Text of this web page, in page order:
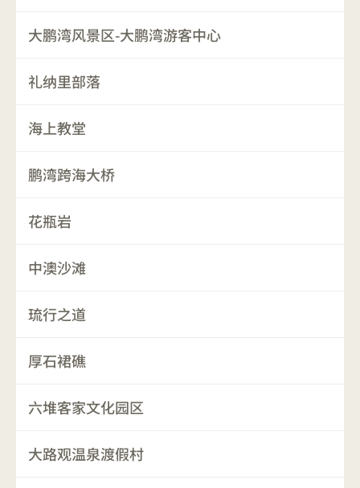
大鹏湾风景区-大鹏湾游客中心
礼纳里部落
海上教堂
鹏湾跨海大桥
花瓶岩
中澳沙滩
琉行之道
厚石裙礁
六堆客家文化园区
大路观温泉渡假村